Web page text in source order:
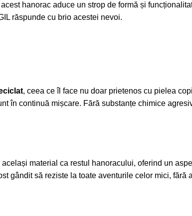
acest hanorac aduce un strop de formă și
răspunde cu brio acestei nevoi.
, ceea ce îl face nu doar prietenos cu pielea
în continuă mișcare. Fără substanțe chimice
material ca restul hanoracului, oferind un
gândit să reziste la toate aventurile celor mici, fără